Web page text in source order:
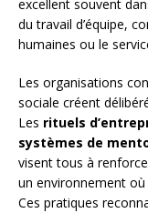
excellent souvent
du travail d’équipe,
humaines ou le
Les organisations
sociale créent
Les rituels
systèmes de
visent tous à
un environnement
Ces pratiques